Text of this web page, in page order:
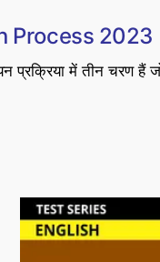
Process 2023
प्रक्रिया में तीन चरण हैं